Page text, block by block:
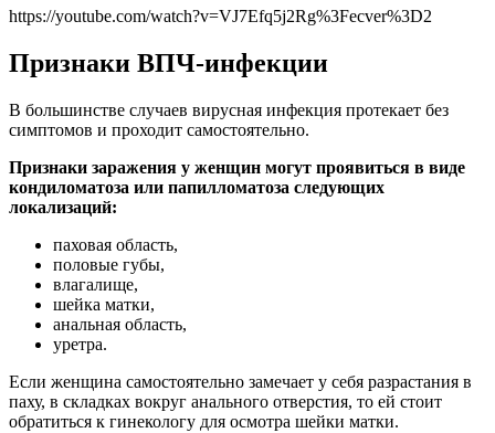
https://youtube.com/watch?v=VJ7Efq5j2Rg%3Fecver%3D2
Признаки ВПЧ-инфекции
В большинстве случаев вирусная инфекция протекает без
симптомов и проходит самостоятельно.
Признаки заражения у женщин могут проявиться в виде
кондиломатоза или папилломатоза следующих
локализаций:
паховая область,
половые губы,
влагалище,
шейка матки,
анальная область,
уретра.
Если женщина самостоятельно замечает у себя разрастания в
паху, в складках вокруг анального отверстия, то ей стоит
обратиться к гинекологу для осмотра шейки матки.